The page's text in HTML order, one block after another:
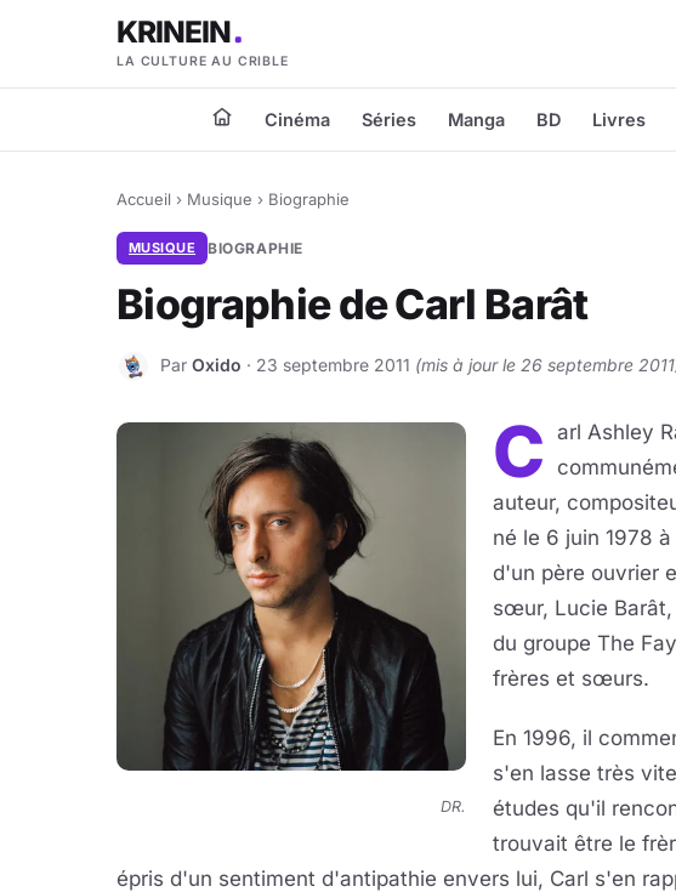
KRINEIN
LA CULTURE AU CRIBLE
Cinéma Séries Manga BD Livres
Accueil › Musique › Biographie
MUSIQUE BIOGRAPHIE
Biographie de Carl Barât
O Par Oxido · 23 septembre 2011 (mis à jour le 26 septembre
DR.
C arl Ashley
auteur,
né le 6 juin 1978
d'un père ouvrier
sœur, Lucie
du groupe The
frères et sœurs.
En 1996, il
s'en lasse très
études qu'il
trouvait être le
épris d'un sentiment d'antipathie envers lui, Carl s'en